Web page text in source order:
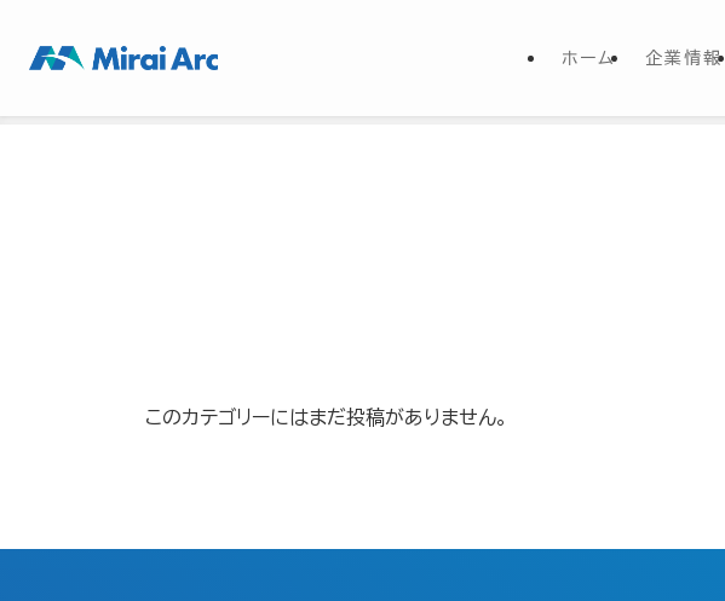
ホーム 企業情報
このカテゴリーにはまだ投稿がありません。